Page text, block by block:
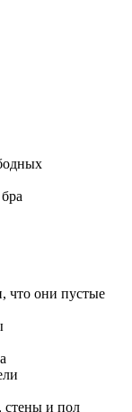
что они пустые
стены и пол